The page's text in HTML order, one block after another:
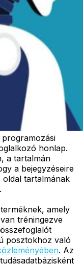
honlap.
a tartalmán
a bejegyzéseire
tartalmának
amely
tréningezve
posztokhoz való
. Az